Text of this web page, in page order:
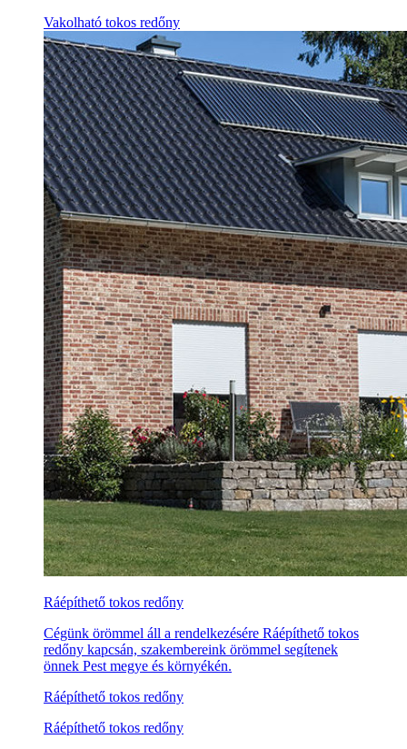
Vakolható tokos redőny
Ráépíthető tokos redőny
Cégünk örömmel áll a rendelkezésére Ráépíthető tokos
redőny kapcsán, szakembereink örömmel segítenek
önnek Pest megye és környékén.
Ráépíthető tokos redőny
Ráépíthető tokos redőny